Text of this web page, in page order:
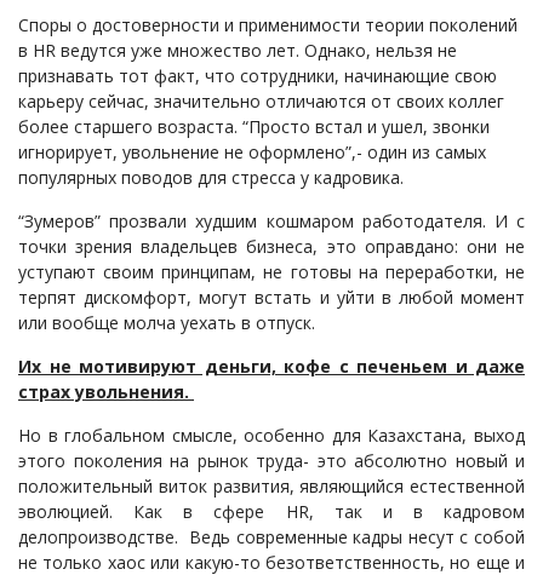
Проверка государственных органов
Интернет и право
Корпоративные отношения
Государственные закупки
Налоги и налогообложение
Новости сервиса
Архив
Споры о достоверности и применимости теории поколений
в HR ведутся уже множество лет. Однако, нельзя не
признавать тот факт, что сотрудники, начинающие свою
карьеру сейчас, значительно отличаются от своих коллег
более старшего возраста. “Просто встал и ушел, звонки
игнорирует, увольнение не оформлено”,- один из самых
популярных поводов для стресса у кадровика.
“Зумеров” прозвали худшим кошмаром работодателя. И с
точки зрения владельцев бизнеса, это оправдано: они не
уступают своим принципам, не готовы на переработки, не
терпят дискомфорт, могут встать и уйти в любой момент
или вообще молча уехать в отпуск.
Их не мотивируют деньги, кофе с печеньем и даже
страх увольнения.
Но в глобальном смысле, особенно для Казахстана, выход
этого поколения на рынок труда- это абсолютно новый и
положительный виток развития, являющийся естественной
эволюцией. Как в сфере HR, так и в кадровом
делопроизводстве. Ведь современные кадры несут с собой
не только хаос или какую-то безответственность, но еще и